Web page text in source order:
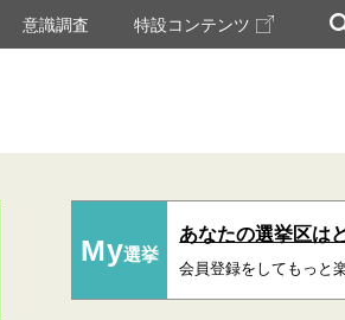
意識調査 特設コンテンツ
My選挙
あなたの選挙区は
会員登録をしてもっと